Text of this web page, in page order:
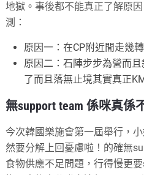
地獄。事後都不能真正了解原
測：
原因一：在CP附近閒走幾
原因二：石陣步步為營而
了而且落無止境其實真正
無support team 係咪真係
今次韓國樂施會第一屆舉行，
然要分解上回憂慮啦！的確無
食物供應不足問題，行得慢更